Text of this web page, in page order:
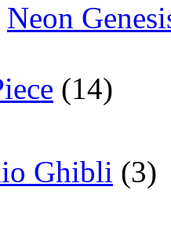
Neon
(14)
Ghibli (3)